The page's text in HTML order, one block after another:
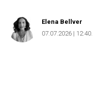
Elena Bellver
07.07.2026 | 12:40